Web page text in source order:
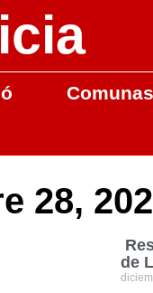
Comunas
28,
de